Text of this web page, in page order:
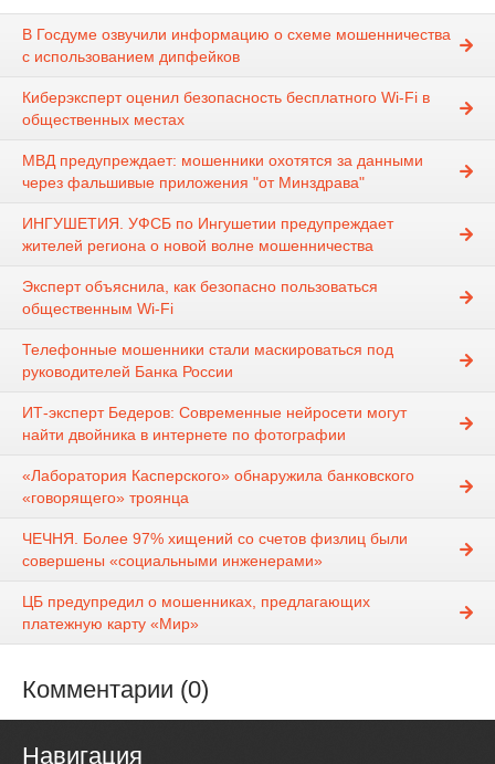
В Госдуме озвучили информацию о схеме мошенничества
с использованием дипфейков
Киберэксперт оценил безопасность бесплатного Wi-Fi в
общественных местах
МВД предупреждает: мошенники охотятся за данными
через фальшивые приложения "от Минздрава"
ИНГУШЕТИЯ. УФСБ по Ингушетии предупреждает
жителей региона о новой волне мошенничества
Эксперт объяснила, как безопасно пользоваться
общественным Wi-Fi
Телефонные мошенники стали маскироваться под
руководителей Банка России
ИТ-эксперт Бедеров: Современные нейросети могут
найти двойника в интернете по фотографии
«Лаборатория Касперского» обнаружила банковского
«говорящего» троянца
ЧЕЧНЯ. Более 97% хищений со счетов физлиц были
совершены «социальными инженерами»
ЦБ предупредил о мошенниках, предлагающих
платежную карту «Мир»
Комментарии (0)
Навигация